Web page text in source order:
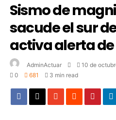
Sismo de
sacude el sur
activa alerta
AdminActuar
10 de
0
681 3 min read